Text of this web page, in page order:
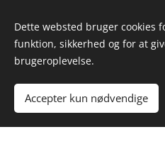
Dette websted bruger cookies
funktion, sikkerhed og for at
brugeroplevelse.
Accepter kun nødvendige